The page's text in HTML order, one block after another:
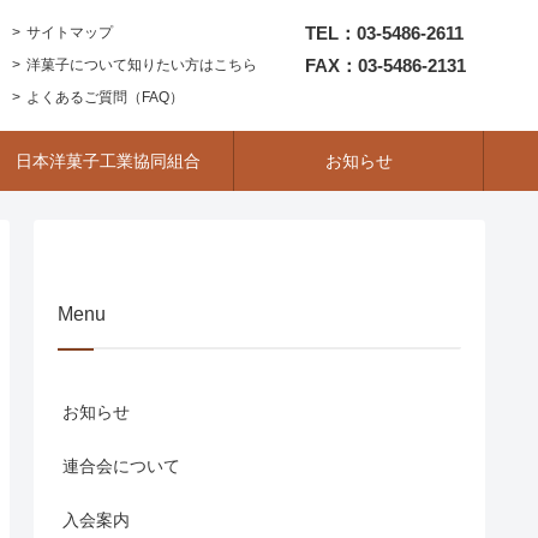
サイトマップ
洋菓子について知りたい方はこちら
よくあるご質問（FAQ）
TEL：03-5486-2611
FAX：03-5486-2131
日本洋菓子工業協同組合 お知らせ
Menu
お知らせ
連合会について
入会案内